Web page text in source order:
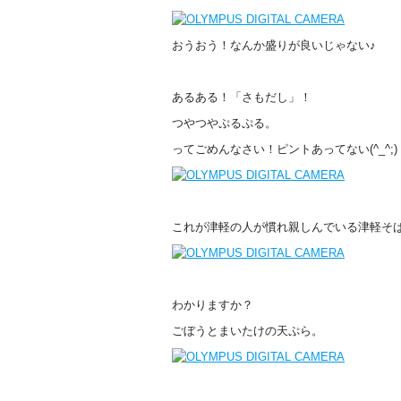
おうおう！なんか盛りが良いじゃない♪
あるある！「さもだし」！
つやつやぷるぷる。
ってごめんなさい！ピントあってない(^_^;)
これが津軽の人が慣れ親しんでいる津軽そ
わかりますか？
ごぼうとまいたけの天ぷら。